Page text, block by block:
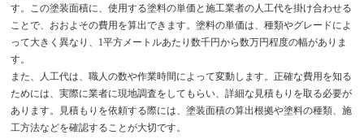
す。この塗装面積に、使用する塗料の単価と施工業者の人工代を掛け合わせる
ことで、おおよその費用を算出できます。塗料の単価は、種類やグレードによ
って大きく異なり、1平方メートルあたり数千円から数万円程度の幅がありま
す。
また、人工代は、職人の数や作業時間によって変動します。正確な費用を知る
ためには、実際に業者に現地調査をしてもらい、詳細な見積もりを取る必要が
あります。見積もりを依頼する際には、塗装面積の算出根拠や塗料の種類、施
工方法などを確認することが大切です。